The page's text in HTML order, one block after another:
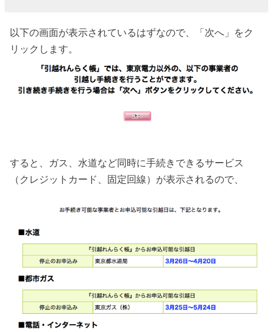
以下の画面が表示されているはずなので、「次へ」をク
リックします。
すると、ガス、水道など同時に手続きできるサービス
（クレジットカード、固定回線）が表示されるので、